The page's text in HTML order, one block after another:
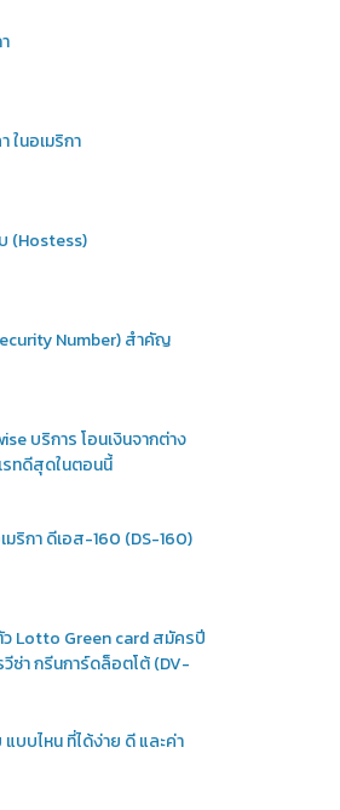
ในอเมริกา
(Hostess)
Number) สำคัญ
บริการ โอนเงินจากต่าง
รทดีสุดในตอนนี้
มริกา ดีเอส-160 (DS-160)
ว Lotto Green card สมัครปี
ซ่า กรีนการ์ดล็อตโต้ (DV-
บบไหน ที่ได้ง่าย ดี และค่า